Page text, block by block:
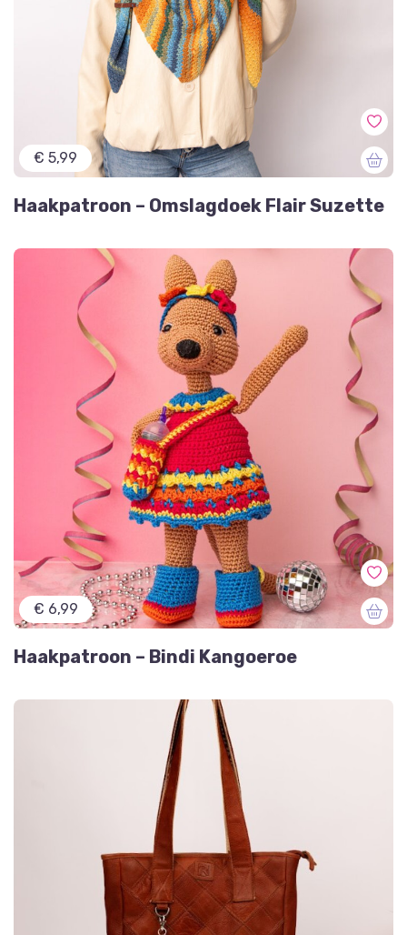
€ 5,99
Haakpatroon – Omslagdoek Flair Suzette
€ 6,99
Haakpatroon – Bindi Kangoeroe